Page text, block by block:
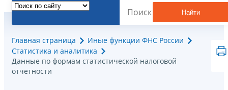
Найти
Главная страница
Иные функции ФНС России
Статистика и аналитика
Данные по формам статистической налоговой
отчётности